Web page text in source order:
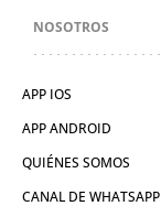
NOSOTROS
APP IOS
APP ANDROID
QUIÉNES SOMOS
CANAL DE WHATSAPP